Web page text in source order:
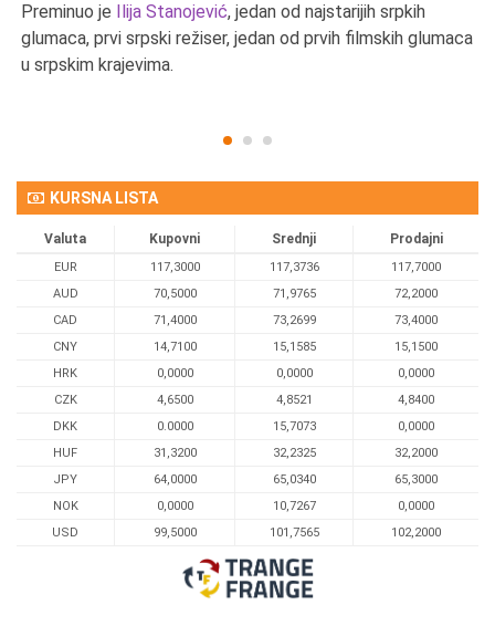
Preminuo je Ilija Stanojević, jedan od najstarijih srpkih
glumaca, prvi srpski režiser, jedan od prvih filmskih glumaca
u srpskim krajevima.
KURSNA LISTA
Valuta Kupovni Srednji Prodajni
EUR 117,3000 117,3736
117,7000
AUD
70,5000 71,9765
72,2000
CAD
71,4000 73,2699
73,4000
CNY
14,7100 15,1585
15,1500
HRK
0,0000 0,0000
0,0000
CZK
4,6500 4,8521
4,8400
DKK
0.0000 15,7073
0,0000
HUF
31,3200 32,2325
32,2000
JPY
64,0000 65,0340
65,3000
NOK
0,0000 10,7267
0,0000
USD
99,5000 101,7565 102,2000